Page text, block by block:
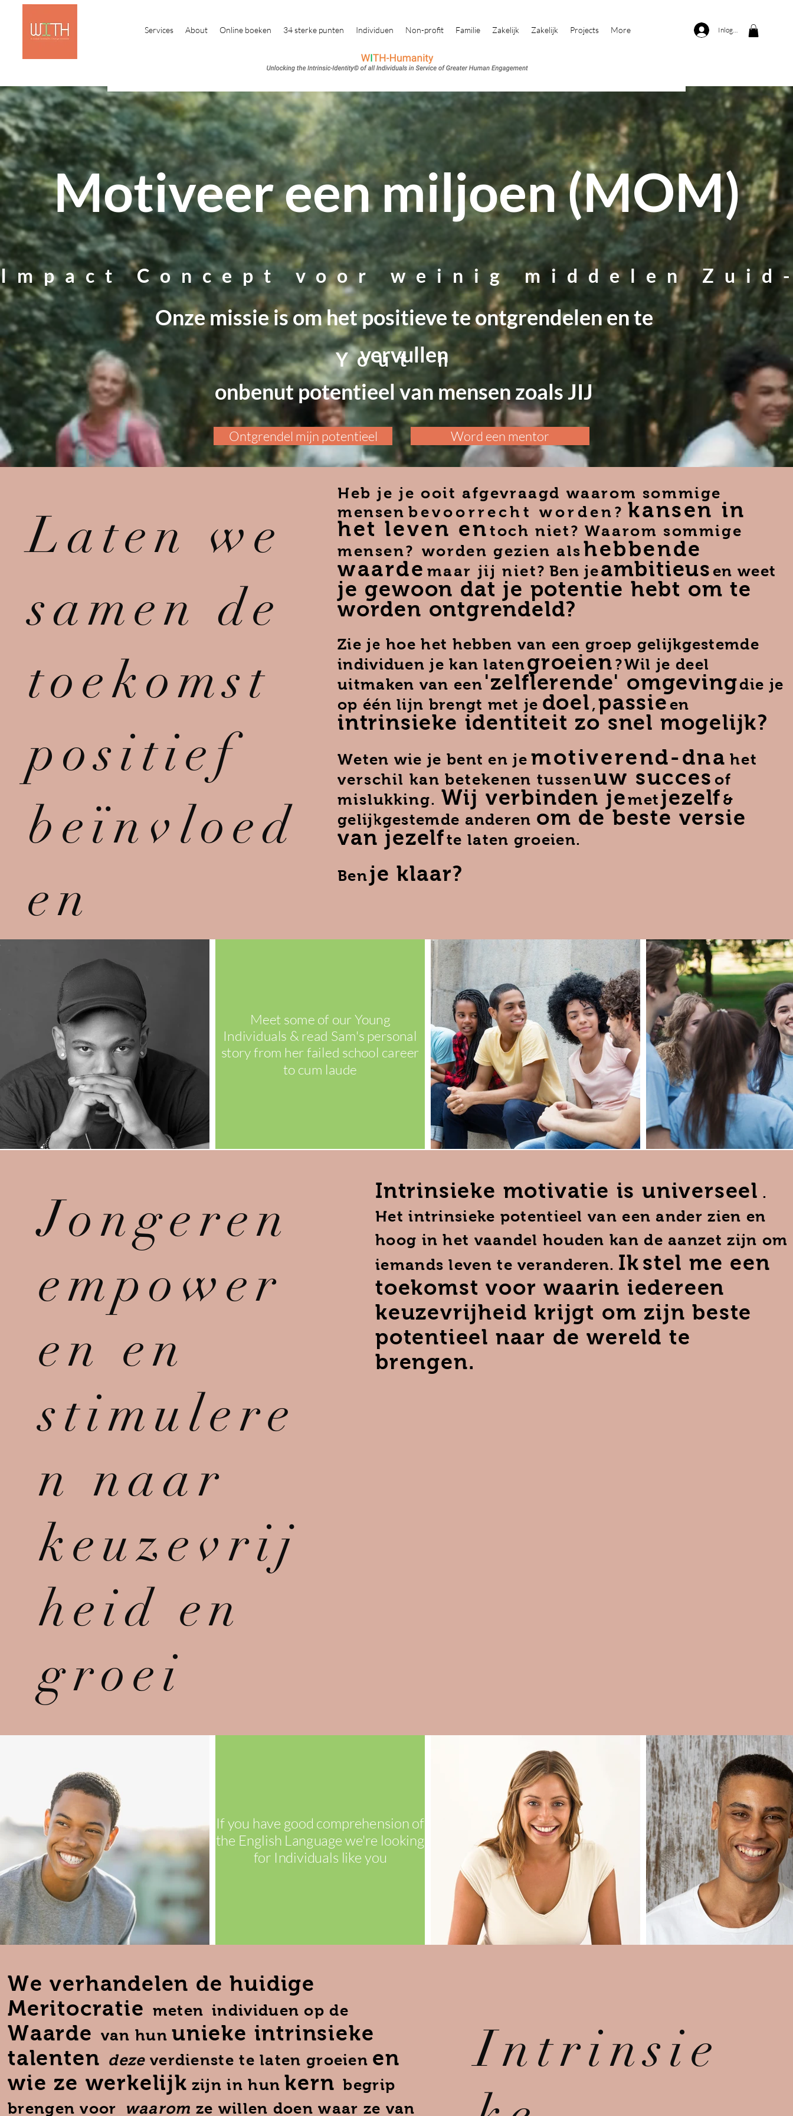
Services About Online boeken 34 sterke punten Individuen Non-profit Familie Zakelijk Zakelijk Projects More Inloggen
Onze missie is om het positieve te ontgrendelen en te
vervullen
onbenut potentieel van mensen zoals JIJ
Ontgrendel mijn potentieel Word een mentor
Motiveer een miljoen (MOM)
Concept voor weinig middelen
Yout h
Laten we
samen de
toekomst
positief
beïnvloed
en
Heb je je ooit afgevraagd waarom sommige
mensen bevoorrecht worden? kansen in
het leven en toch niet? Waarom sommige
mensen? worden gezien als hebbende
waarde maar jij niet? Ben jeambitieus en weet
je gewoon dat je potentie hebt om te
worden ontgrendeld?
Zie je hoe het hebben van een groep gelijkgestemde
individuen je kan latengroeien ?Wil je deel
uitmaken van een 'zelflerende' omgevingdie je
op één lijn brengt met je doel ,passieen
intrinsieke identiteit zo snel mogelijk?
Weten wie je bent en je motiverend-dna het
verschil kan betekenen tussenuw succes of
mislukking. Wij verbinden jemet jezelf &
gelijkgestemde anderen om de beste versie
van jezelfte laten groeien.
Benje klaar?
Meet some of our Young
Individuals & read Sam's personal
story from her failed school career
to cum laude
Jongeren
empower
en en
stimulere
n naar
keuzevrij
heid en
groei
Intrinsieke motivatie is universeel .
Het intrinsieke potentieel van een ander zien en
hoog in het vaandel houden kan de aanzet zijn om
iemands leven te veranderen. Ik stel me een
toekomst voor waarin iedereen
keuzevrijheid krijgt om zijn beste
potentieel naar de wereld te
brengen.
If you have good comprehension of
the English Language we're looking
for Individuals like you
We verhandelen de huidige
Meritocratie
meten individuen op de
Waarde van hun unieke intrinsieke
talenten
dezeverdienste te laten groeien en
wie ze werkelijk zijn in hun kern begrip
brengen voor
waarom ze willen doen waar ze van
Intrinsie